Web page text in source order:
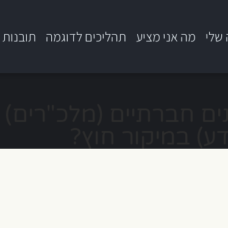
שלי מה אני מציע תהליכים לדוגמה תובנות